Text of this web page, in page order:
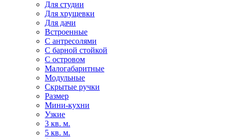
Для студии
Для хрущевки
Для дачи
Встроенные
С антресолями
С барной стойкой
С островом
Малогабаритные
Модульные
Скрытые ручки
Размер
Мини-кухни
Узкие
3 кв. м.
5 кв. м.